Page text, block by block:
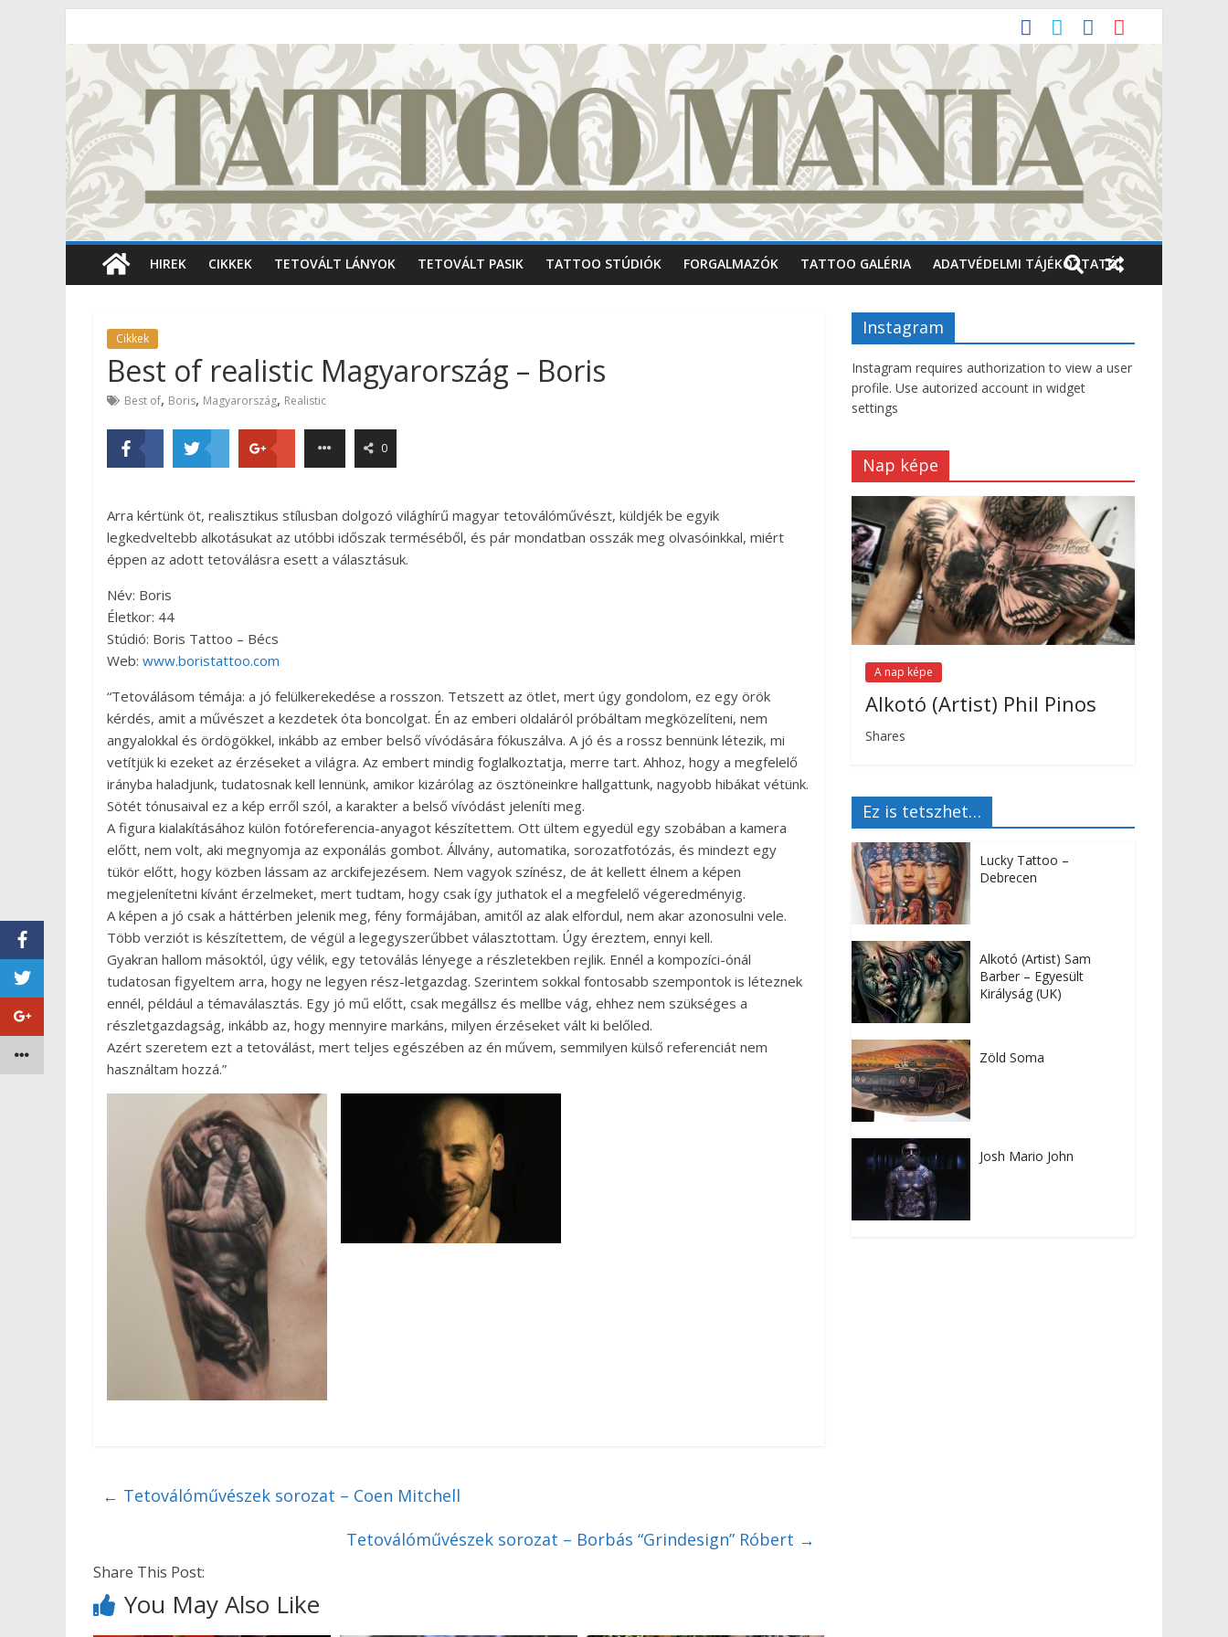
HIREK CIKKEK TETOVÁLT LÁNYOK TETOVÁLT PASIK TATTOO STÚDIÓK FORGALMAZÓK TATTOO GALÉRIA ADATVÉDELMI TÁJÉKOZTATÓ
Cikkek
Best of realistic Magyarország – Boris
Best of, Boris, Magyarország, Realistic
0
Arra kértünk öt, realisztikus stílusban dolgozó világhírű magyar tetoválóművészt, küldjék be egyik
legkedveltebb alkotásukat az utóbbi időszak terméséből, és pár mondatban osszák meg olvasóinkkal, miért
éppen az adott tetoválásra esett a választásuk.
Név: Boris
Életkor: 44
Stúdió: Boris Tattoo – Bécs
Web: www.boristattoo.com
“Tetoválásom témája: a jó felülkerekedése a rosszon. Tetszett az ötlet, mert úgy gondolom, ez egy örök
kérdés, amit a művészet a kezdetek óta boncolgat. Én az emberi oldaláról próbáltam megközelíteni, nem
angyalokkal és ördögökkel, inkább az ember belső vívódására fókuszálva. A jó és a rossz bennünk létezik, mi
vetítjük ki ezeket az érzéseket a világra. Az embert mindig foglalkoztatja, merre tart. Ahhoz, hogy a megfelelő
irányba haladjunk, tudatosnak kell lennünk, amikor kizárólag az ösztöneinkre hallgattunk, nagyobb hibákat vétünk.
Sötét tónusaival ez a kép erről szól, a karakter a belső vívódást jeleníti meg.
A figura kialakításához külön fotóreferencia-anyagot készítettem. Ott ültem egyedül egy szobában a kamera
előtt, nem volt, aki megnyomja az exponálás gombot. Állvány, automatika, sorozatfotózás, és mindezt egy
tükör előtt, hogy közben lássam az arckifejezésem. Nem vagyok színész, de át kellett élnem a képen
megjelenítetni kívánt érzelmeket, mert tudtam, hogy csak így juthatok el a megfelelő végeredményig.
A képen a jó csak a háttérben jelenik meg, fény formájában, amitől az alak elfordul, nem akar azonosulni vele.
Több verziót is készítettem, de végül a legegyszerűbbet választottam. Úgy éreztem, ennyi kell.
Gyakran hallom másoktól, úgy vélik, egy tetoválás lényege a részletekben rejlik. Ennél a kompozíci-ónál
tudatosan figyeltem arra, hogy ne legyen rész-letgazdag. Szerintem sokkal fontosabb szempontok is léteznek
ennél, például a témaválasztás. Egy jó mű előtt, csak megállsz és mellbe vág, ehhez nem szükséges a
részletgazdagság, inkább az, hogy mennyire markáns, milyen érzéseket vált ki belőled.
Azért szeretem ezt a tetoválást, mert teljes egészében az én művem, semmilyen külső referenciát nem
használtam hozzá.”
← Tetoválóművészek sorozat – Coen Mitchell
Tetoválóművészek sorozat – Borbás “Grindesign” Róbert →
Share This Post:
You May Also Like
Instagram
Instagram requires authorization to view a user
profile. Use autorized account in widget
settings
Nap képe
A nap képe
Alkotó (Artist) Phil Pinos
Shares
Ez is tetszhet…
Lucky Tattoo –
Debrecen
Alkotó (Artist) Sam
Barber – Egyesült
Királyság (UK)
Zöld Soma
Josh Mario John